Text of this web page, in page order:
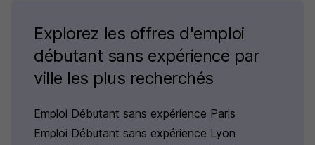
Explorez les offres d'emploi
débutant sans expérience par
ville les plus recherchés
Emploi Débutant sans expérience Paris
Emploi Débutant sans expérience Lyon